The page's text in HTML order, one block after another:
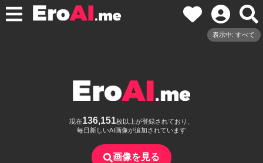
表示中: すべて
現在136,151枚以上が登録されており、
毎日新しいAI画像が追加されています
画像を見る